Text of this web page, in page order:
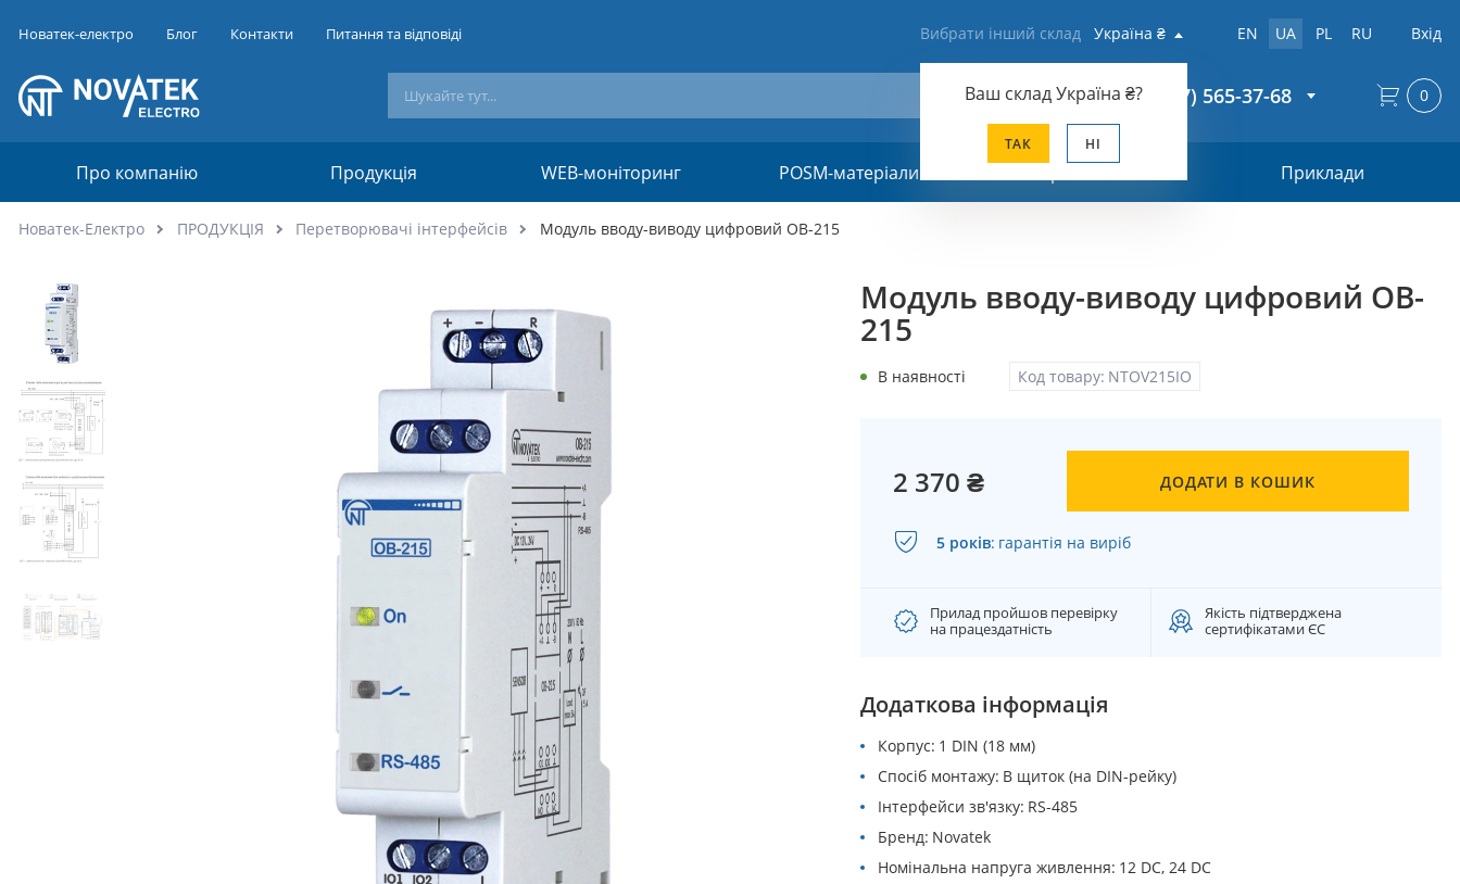
Новатек-електро Блог Контакти Питання та відповіді Вибрати інший склад Україна ₴
Ваш складУкраїна ₴?
ТАК НІ
EN UA PL RU Вхід
+38 (067) 565-37-68
Про компанію Продукція WEB-моніторинг POSM-матеріали Приклади
0
Новатек-Електро ПРОДУКЦІЯ Перетворювачі інтерфейсів Модуль вводу-виводу цифровий OB-215
Модуль вводу-виводу цифровий OB-
215
Код товару: NTOV215IO
В наявності
2 370 ₴ ДОДАТИ В КОШИК
5 років: гарантія на виріб
Прилад пройшов перевірку
на працездатність
Якість підтверджена
сертифікатами ЄС
Додаткова інформація
Корпус 1 DIN (18 мм)
Спосіб монтажу В щиток (на DIN-рейку)
Інтерфейси зв'язку RS-485
Бренд Novatek
Номінальна напруга живлення 12 DC, 24 DC